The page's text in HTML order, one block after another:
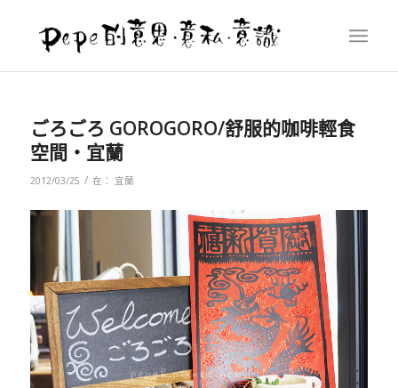
ごろごろ GOROGORO/舒服的咖啡輕食
空間‧宜蘭
2012/03/25 / 在： 宜蘭